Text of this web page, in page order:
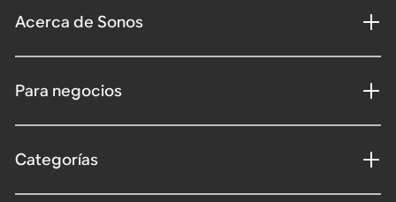
Acerca de Sonos
Para negocios
Categorías